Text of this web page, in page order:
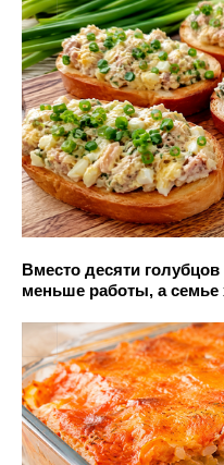
Вместо десяти
меньше работы, а семье